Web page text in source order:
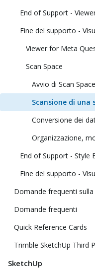
End of Support -
Fine del supporto -
Viewer for Meta
Scan Space
Avvio di Scan Space
Scansione di una
Conversione dei
End of Support - Style
Domande frequenti
Domande frequenti
Quick Reference Cards
Trimble SketchUp Third
SketchUp